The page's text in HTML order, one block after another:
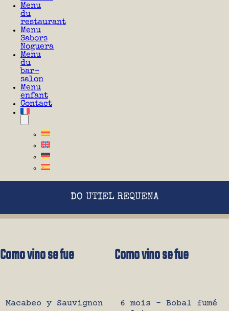
Menu
du
restaurant
Menu
Sabors
Noguera
Menu
du
bar-
salon
Menu
enfant
Contact
DO UTIEL REQUENA
Como vino se fue
Macabeo y Sauvignon
Como vino se fue
6 mois – Bobal fumé